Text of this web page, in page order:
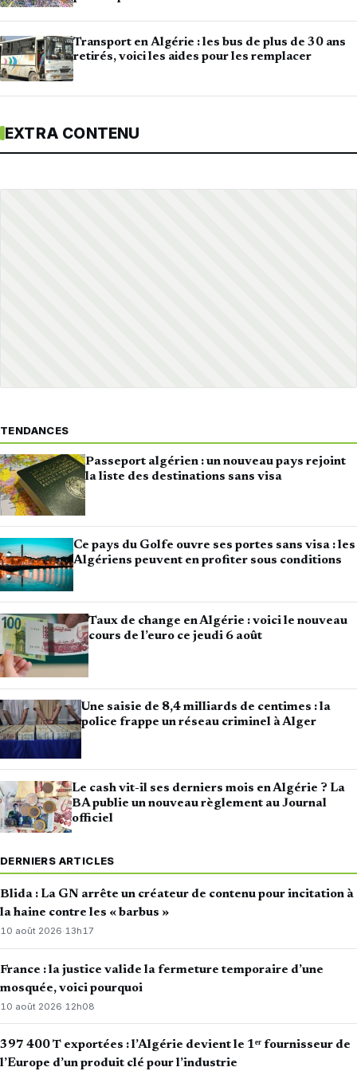
Transport en Algérie : les bus de plus de 30 ans
retirés, voici les aides pour les remplacer
EXTRA CONTENU
TENDANCES
Passeport algérien : un nouveau pays rejoint
la liste des destinations sans visa
Ce pays du Golfe ouvre ses portes sans visa : les
Algériens peuvent en profiter sous conditions
Taux de change en Algérie : voici le nouveau
cours de l’euro ce jeudi 6 août
Une saisie de 8,4 milliards de centimes : la
police frappe un réseau criminel à Alger
Le cash vit-il ses derniers mois en Algérie ? La
BA publie un nouveau règlement au Journal
officiel
DERNIERS ARTICLES
Blida : La GN arrête un créateur de contenu pour incitation à
la haine contre les « barbus »
10 août 2026·13h17
France : la justice valide la fermeture temporaire d’une
mosquée, voici pourquoi
10 août 2026· 12h08
397 400 T exportées : l’Algérie devient le 1ᵉʳ fournisseur de
l’Europe d’un produit clé pour l’industrie